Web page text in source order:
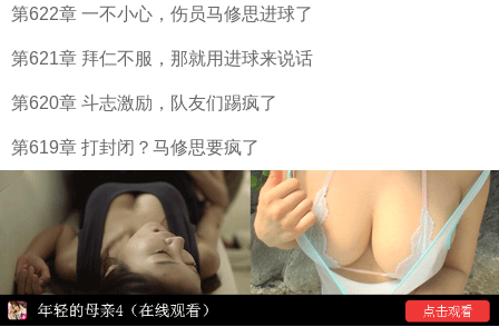
第622章 一不小心，伤员马修思进球了
第621章 拜仁不服，那就用进球来说话
第620章 斗志激励，队友们踢疯了
第619章 打封闭？马修思要疯了